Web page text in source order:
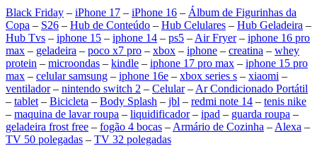
Black Friday – iPhone 17 – iPhone 16 – Álbum de Figurinhas da
Copa – S26 – Hub de Conteúdo – Hub Celulares – Hub Geladeira –
Hub Tvs – iphone 15 – iphone 14 – ps5 – Air Fryer– iphone 16 pro
max – geladeira – poco x7 pro – xbox – iphone – creatina – whey
protein – microondas – kindle – iphone 17 pro max – iphone 15 pro
max – celular samsung – iphone 16e – xbox series s – xiaomi –
ventilador– nintendo switch 2 – Celular– Ar Condicionado Portátil
– tablet – Bicicleta – Body Splash – jbl – redmi note 14 – tenis nike
– maquina de lavar roupa – liquidificador– ipad – guarda roupa –
geladeira frost free – fogão 4 bocas – Armário de Cozinha – Alexa –
TV 50 polegadas – TV 32 polegadas